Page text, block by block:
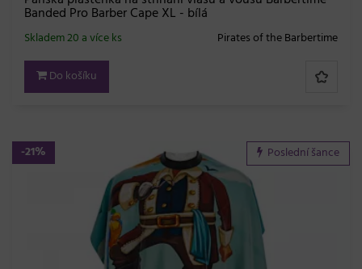
Banded Pro Barber Cape XL - bílá
Pirates of the Barbertime
Skladem 20 a více ks
Do košíku
-21% Poslední šance